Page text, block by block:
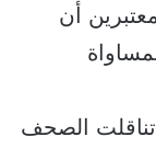
أن
تناقلت الصحف